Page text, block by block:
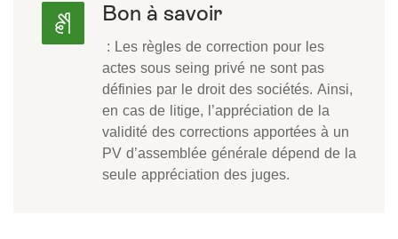
Bon à savoir
: Les règles de correction pour les
actes sous seing privé ne sont pas
définies par le droit des sociétés. Ainsi,
en cas de litige, l’appréciation de la
validité des corrections apportées à un
PV d’assemblée générale dépend de la
seule appréciation des juges.